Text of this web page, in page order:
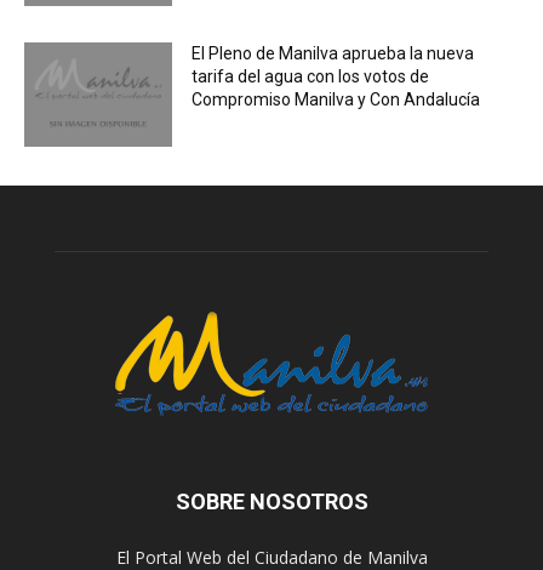
El Pleno de Manilva aprueba la nueva
tarifa del agua con los votos de
Compromiso Manilva y Con Andalucía
SOBRE NOSOTROS
El Portal Web del Ciudadano de Manilva